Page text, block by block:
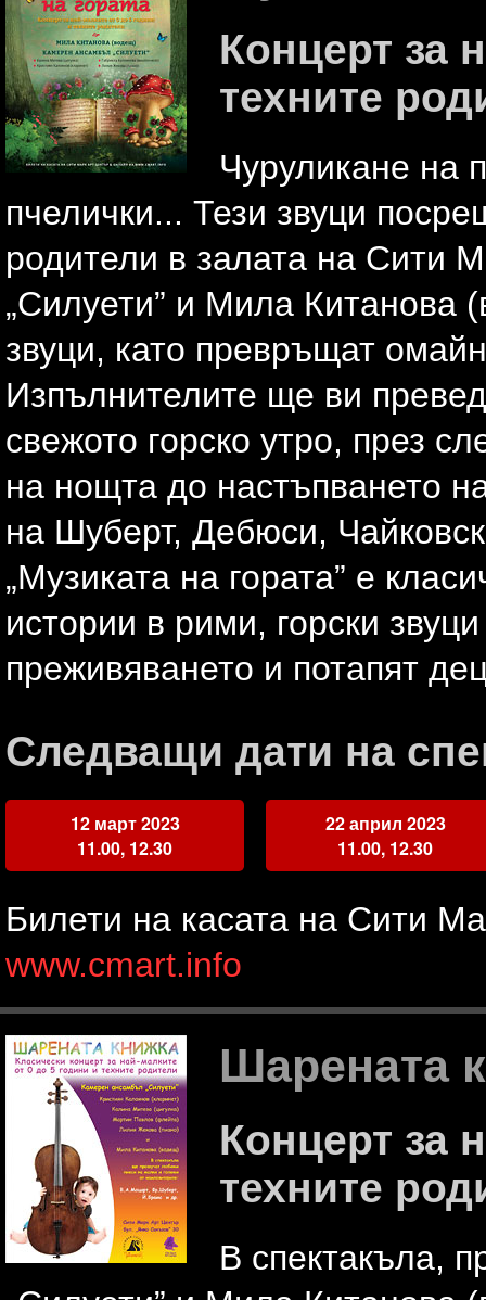
Концерт за
техните
Чуруликане на
пчелички... Тези звуци
родители в залата на Сити
„Силуети” и Мила Китанова
звуци, като превръщат
Изпълнителите ще ви
свежото горско утро, през
на нощта до настъпването
на Шуберт, Дебюси,
„Музиката на гората” е
истории в рими, горски
преживяването и потапят
Следващи дати на
12 март 2023
11.00, 12.30
22 април 2023
11.00, 12.30
Билети на касата на Сити
www.cmart.info
Шарената
Концерт за
техните
В спектакъла,